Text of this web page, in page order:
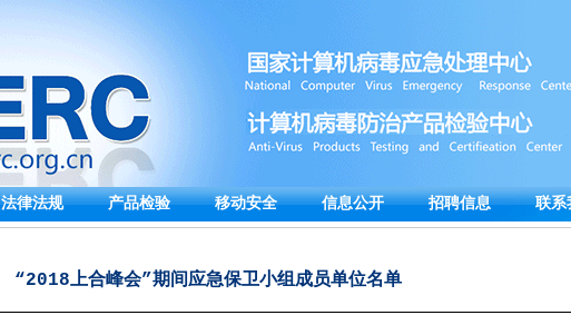
法律法规 产品检验 移动安全 信息公开 招聘信息 联系
“2018上合峰会”期间应急保卫小组成员单位名单